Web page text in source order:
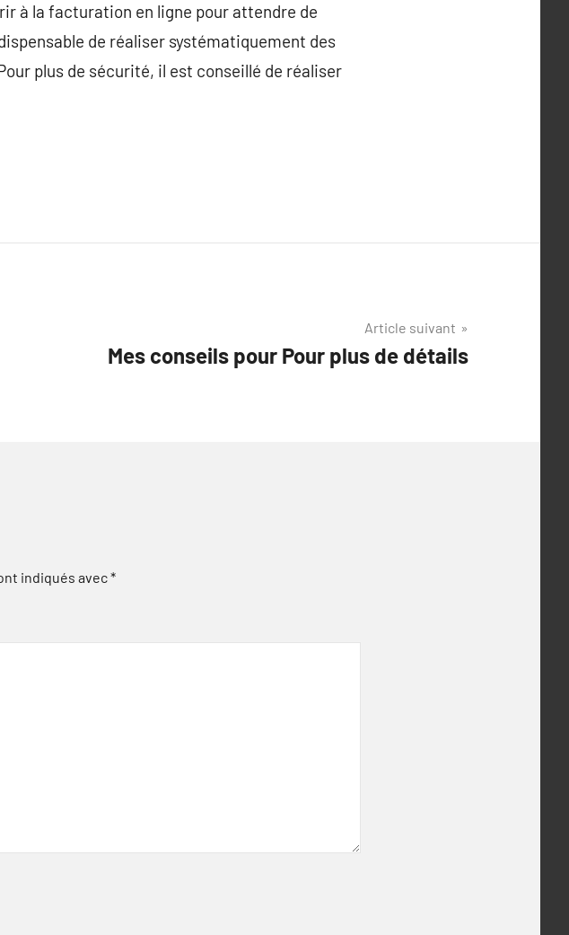
à la facturation en ligne pour attendre de
de réaliser systématiquement des
plus de sécurité, il est conseillé de réaliser
Article suivant
Mes conseils pour Pour plus de détails
indiqués avec*